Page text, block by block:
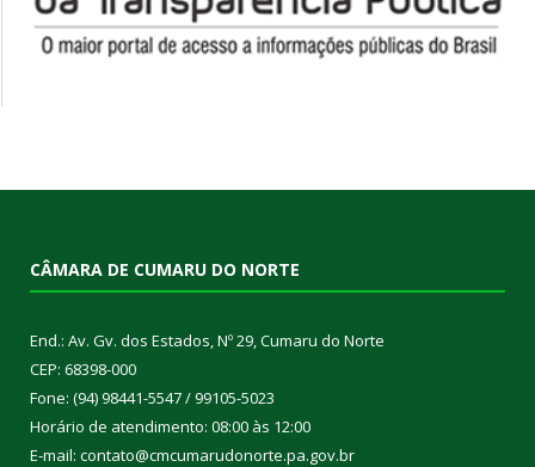
CÂMARA DE CUMARU DO NORTE
End.: Av. Gv. dos Estados, Nº 29, Cumaru do Norte
CEP: 68398-000
Fone: (94) 98441-5547 / 99105-5023
Horário de atendimento: 08:00 às 12:00
E-mail: contato@cmcumarudonorte.pa.gov.br